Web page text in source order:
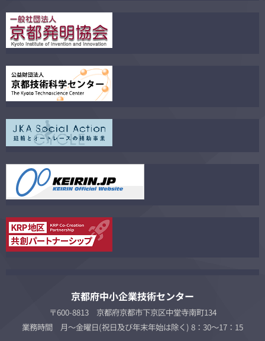
京都府中小企業技術センター
〒600-8813 京都府京都市下京区中堂寺南町134
業務時間 月～金曜日(祝日及び年末年始は除く) 8：30～17：15